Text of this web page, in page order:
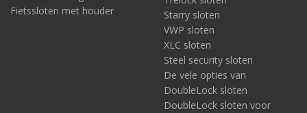
Fietssloten met houder
Starry sloten
VWP sloten
XLC sloten
Steel security sloten
De vele opties van
DoubleLock sloten
DoubleLock sloten voor